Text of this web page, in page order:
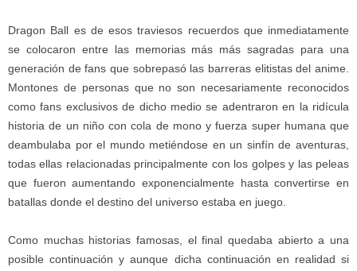
Dragon Ball es de esos traviesos recuerdos que inmediatamente
se colocaron entre las memorias más más sagradas para una
generación de fans que sobrepasó las barreras elitistas del anime.
Montones de personas que no son necesariamente reconocidos
como fans exclusivos de dicho medio se adentraron en la ridícula
historia de un niño con cola de mono y fuerza super humana que
deambulaba por el mundo metiéndose en un sinfín de aventuras,
todas ellas relacionadas principalmente con los golpes y las peleas
que fueron aumentando exponencialmente hasta convertirse en
batallas donde el destino del universo estaba en juego.
Como muchas historias famosas, el final quedaba abierto a una
posible continuación y aunque dicha continuación en realidad si